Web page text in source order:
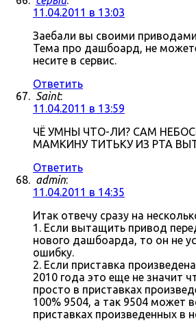
11.04.2011 в 13:03
Заебали вы своими
Тема про дашбоард, не
несите в сервис.
Ответить
Saint:
11.04.2011 в 13:59
ЧЁ УМНЫ ЧТО-ЛИ? САМ
МАМКИНУ ТИТЬКУ ИЗ РТА
Ответить
admin:
11.04.2011 в 14:35
Итак отвечу сразу на
1. Если вытащить привод
нового дашбоарда, то он не
ошибку.
2. Если приставка
2010 года это еще не значит
просто в приставках
100% 9504, а так 9504 может
приставках произведенных в